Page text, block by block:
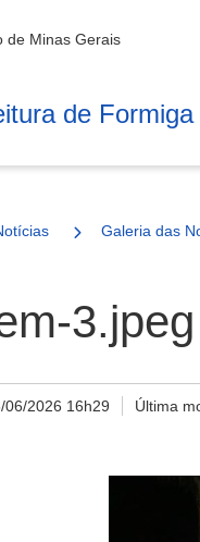
de Minas Gerais
de Formiga
Galeria das
3.jpeg
06/2026 16h29 Última